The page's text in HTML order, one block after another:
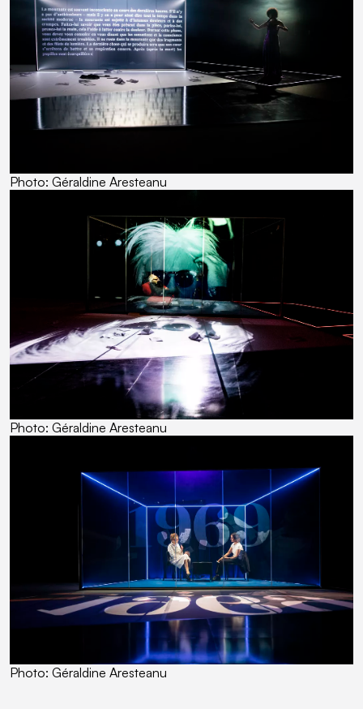
Photo: Géraldine Aresteanu
Photo: Géraldine Aresteanu
Photo: Géraldine Aresteanu